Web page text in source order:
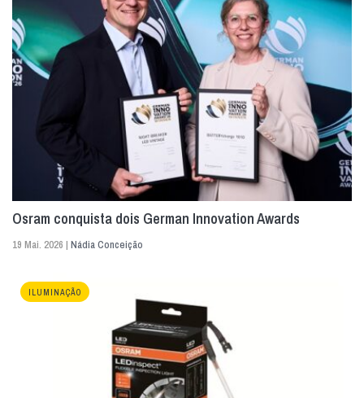
Osram conquista dois German Innovation Awards
19 Mai. 2026 | Nádia Conceição
ILUMINAÇÃO